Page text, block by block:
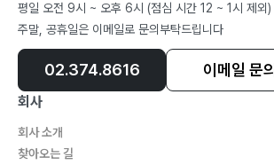
평일 오전 9시 ~ 오후 6시 (점심 시간 12 ~ 1시 제외)
주말, 공휴일은 이메일로 문의부탁드립니다
02.374.8616 이메일 문의
회사
회사 소개
찾아오는 길